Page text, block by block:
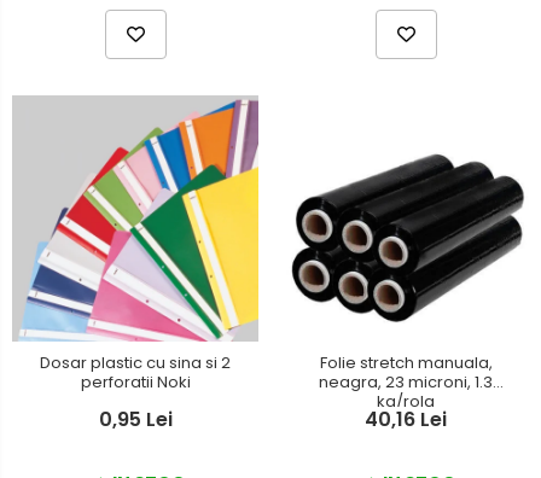
Prosoape din hartie
Sapunuri si dezinfectanti
Uz universal
Dosar plastic cu sina si 2
perforatii Noki
0,95 Lei
Folie stretch manuala,
neagra, 23 microni, 1.3
kg/rola
40,16 Lei